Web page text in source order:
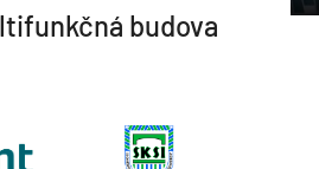
budova